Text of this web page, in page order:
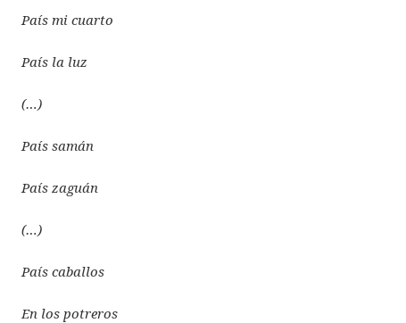
País mi cuarto
País la luz
(…)
País samán
País zaguán
(…)
País caballos
En los potreros